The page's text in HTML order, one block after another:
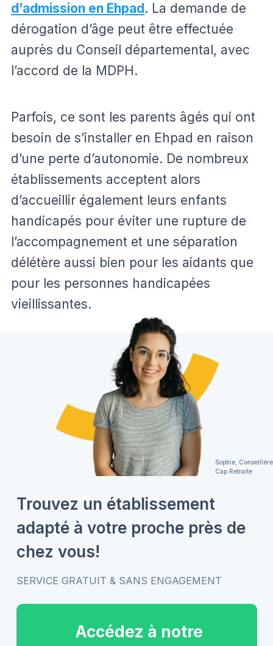
d’admission en Ehpad . La demande de
dérogation d’âge peut être effectuée
auprès du Conseil départemental, avec
l’accord de la MDPH.
Parfois, ce sont les parents âgés qui ont
besoin de s’installer en Ehpad en raison
d’une perte d’autonomie. De nombreux
établissements acceptent alors
d’accueillir également leurs enfants
handicapés pour éviter une rupture de
l’accompagnement et une séparation
délétère aussi bien pour les aidants que
pour les personnes handicapées
vieillissantes.
Sophie, Conseillère
Cap Retraite
Trouvez un établissement
adapté à votre proche près de
chez vous!
SERVICE GRATUIT & SANS ENGAGEMENT
Accédez à notre